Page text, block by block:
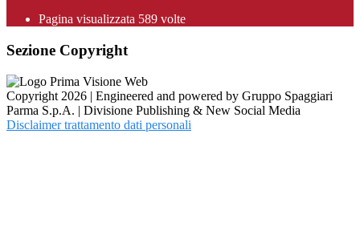
Pagina visualizzata 589 volte
Sezione Copyright
Copyright 2026 | Engineered and powered by Gruppo Spaggiari
Parma S.p.A. | Divisione Publishing & New Social Media
Disclaimer trattamento dati personali